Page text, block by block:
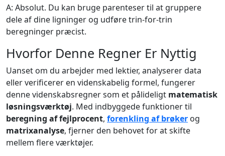
A: Absolut. Du kan bruge parenteser til at gruppere
dele af dine ligninger og udføre trin-for-trin
beregninger præcist.
Hvorfor Denne Regner Er Nyttig
Uanset om du arbejder med lektier, analyserer data
eller verificerer en videnskabelig formel, fungerer
denne videnskabsregner som et pålideligt matematisk
løsningsværktøj. Med indbyggede funktioner til
beregning af fejlprocent, forenkling af brøker og
matrixanalyse, fjerner den behovet for at skifte
mellem flere værktøjer.